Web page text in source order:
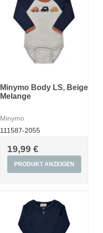
Minymo Body LS, Beige
Melange
Minymo
111587-2055
19,99 €
PRODUKT ANZEIGEN